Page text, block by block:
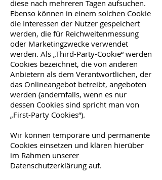
diese nach mehreren Tagen aufsuchen.
Ebenso können in einem solchen Cookie
die Interessen der Nutzer gespeichert
werden, die für Reichweitenmessung
oder Marketingzwecke verwendet
werden. Als „Third-Party-Cookie“ werden
Cookies bezeichnet, die von anderen
Anbietern als dem Verantwortlichen, der
das Onlineangebot betreibt, angeboten
werden (andernfalls, wenn es nur
dessen Cookies sind spricht man von
„First-Party Cookies“).
Wir können temporäre und permanente
Cookies einsetzen und klären hierüber
im Rahmen unserer
Datenschutzerklärung auf.